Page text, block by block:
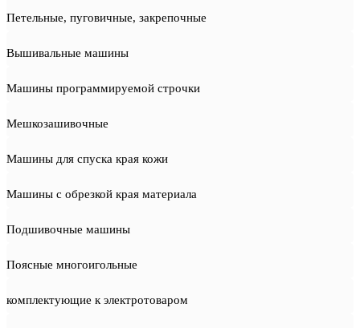
Петельные, пуговичные, закрепочные
Вышивальные машины
Машины программируемой строчки
Мешкозашивочные
Машины для спуска края кожи
Машины с обрезкой края материала
Подшивочные машины
Поясные многоигольные
комплектующие к электротоваром